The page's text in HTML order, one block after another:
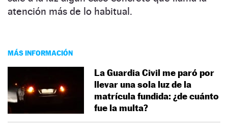
atención más de lo habitual.
MÁS INFORMACIÓN
La Guardia Civil me paró por
llevar una sola luz de la
matrícula fundida: ¿de cuánto
fue la multa?